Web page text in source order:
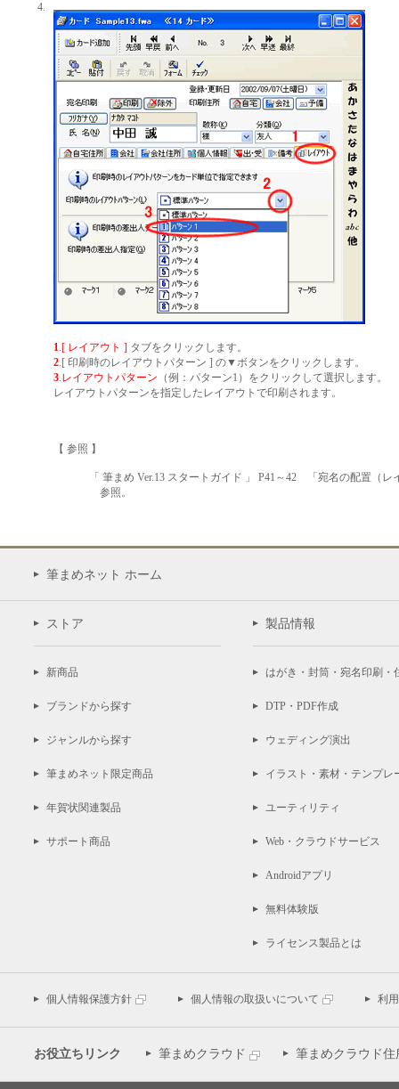
4.
1.[ レイアウト ] タブをクリックします。
2.[ 印刷時のレイアウトパターン ] の▼ボタンをクリックします。
3.レイアウトパターン （例：パターン1）をクリックして選択します。
レイアウトパターンを指定したレイアウトで印刷されます。
【 参照 】
「 筆まめ Ver.13 スタートガイド 」 P41～42 「宛名の配置（レ
参照。
筆まめネット ホーム
ストア
新商品
ブランドから探す
ジャンルから探す
筆まめネット限定商品
年賀状関連製品
サポート商品
製品情報
はがき・封筒・宛名印刷・
DTP・PDF作成
ウェディング演出
イラスト・素材・テンプレ
ユーティリティ
Web・クラウドサービス
Androidアプリ
無料体験版
ライセンス製品とは
個人情報保護方針 個人情報の取扱いについて 利
お役立ちリンク 筆まめクラウド 筆まめクラウド住